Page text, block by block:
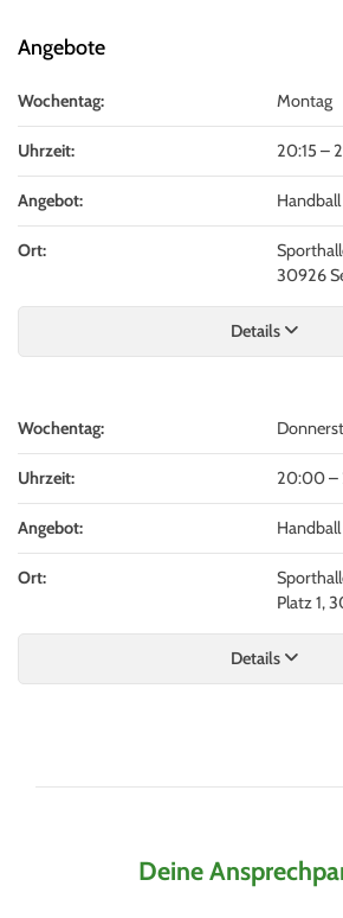
Angebote
Wochentag: Montag
Uhrzeit: 20:15 –
Angebot:
Ort:
30926
Details
Wochentag:
Uhrzeit: 20:00–
Angebot:
Ort:
Platz 1,
Details
Deine